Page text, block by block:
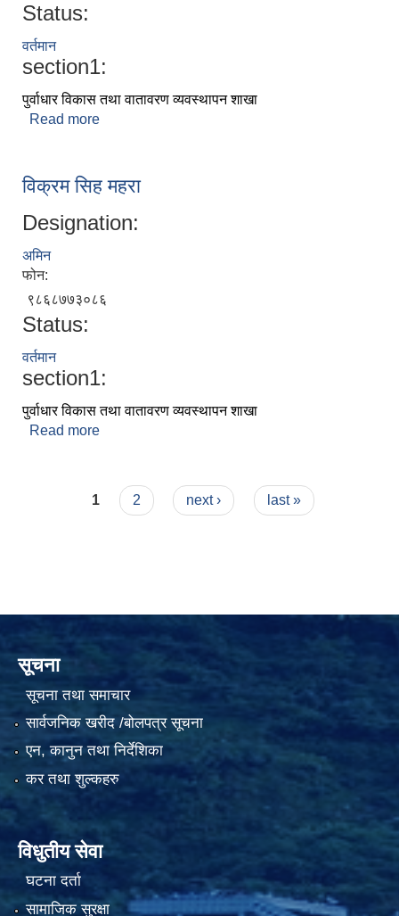
Status:
वर्तमान
section1:
पुर्वाधार विकास तथा वातावरण व्यवस्थापन शाखा
Read more
विक्रम सिह महरा
Designation:
अमिन
फोन:
९८६८७७३०८६
Status:
वर्तमान
section1:
पुर्वाधार विकास तथा वातावरण व्यवस्थापन शाखा
Read more
Pages
1 2 next › last »
सूचना
सूचना तथा समाचार
सार्वजनिक खरीद /बोलपत्र सूचना
एन, कानुन तथा निर्देशिका
कर तथा शुल्कहरु
विधुतीय सेवा
घटना दर्ता
सामाजिक सुरक्षा